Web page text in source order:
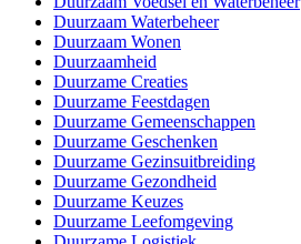
Duurzaam Waterbeheer
Duurzaam Wonen
Duurzaamheid
Duurzame Creaties
Duurzame Feestdagen
Duurzame Gemeenschappen
Duurzame Geschenken
Duurzame Gezinsuitbreiding
Duurzame Gezondheid
Duurzame Keuzes
Duurzame Leefomgeving